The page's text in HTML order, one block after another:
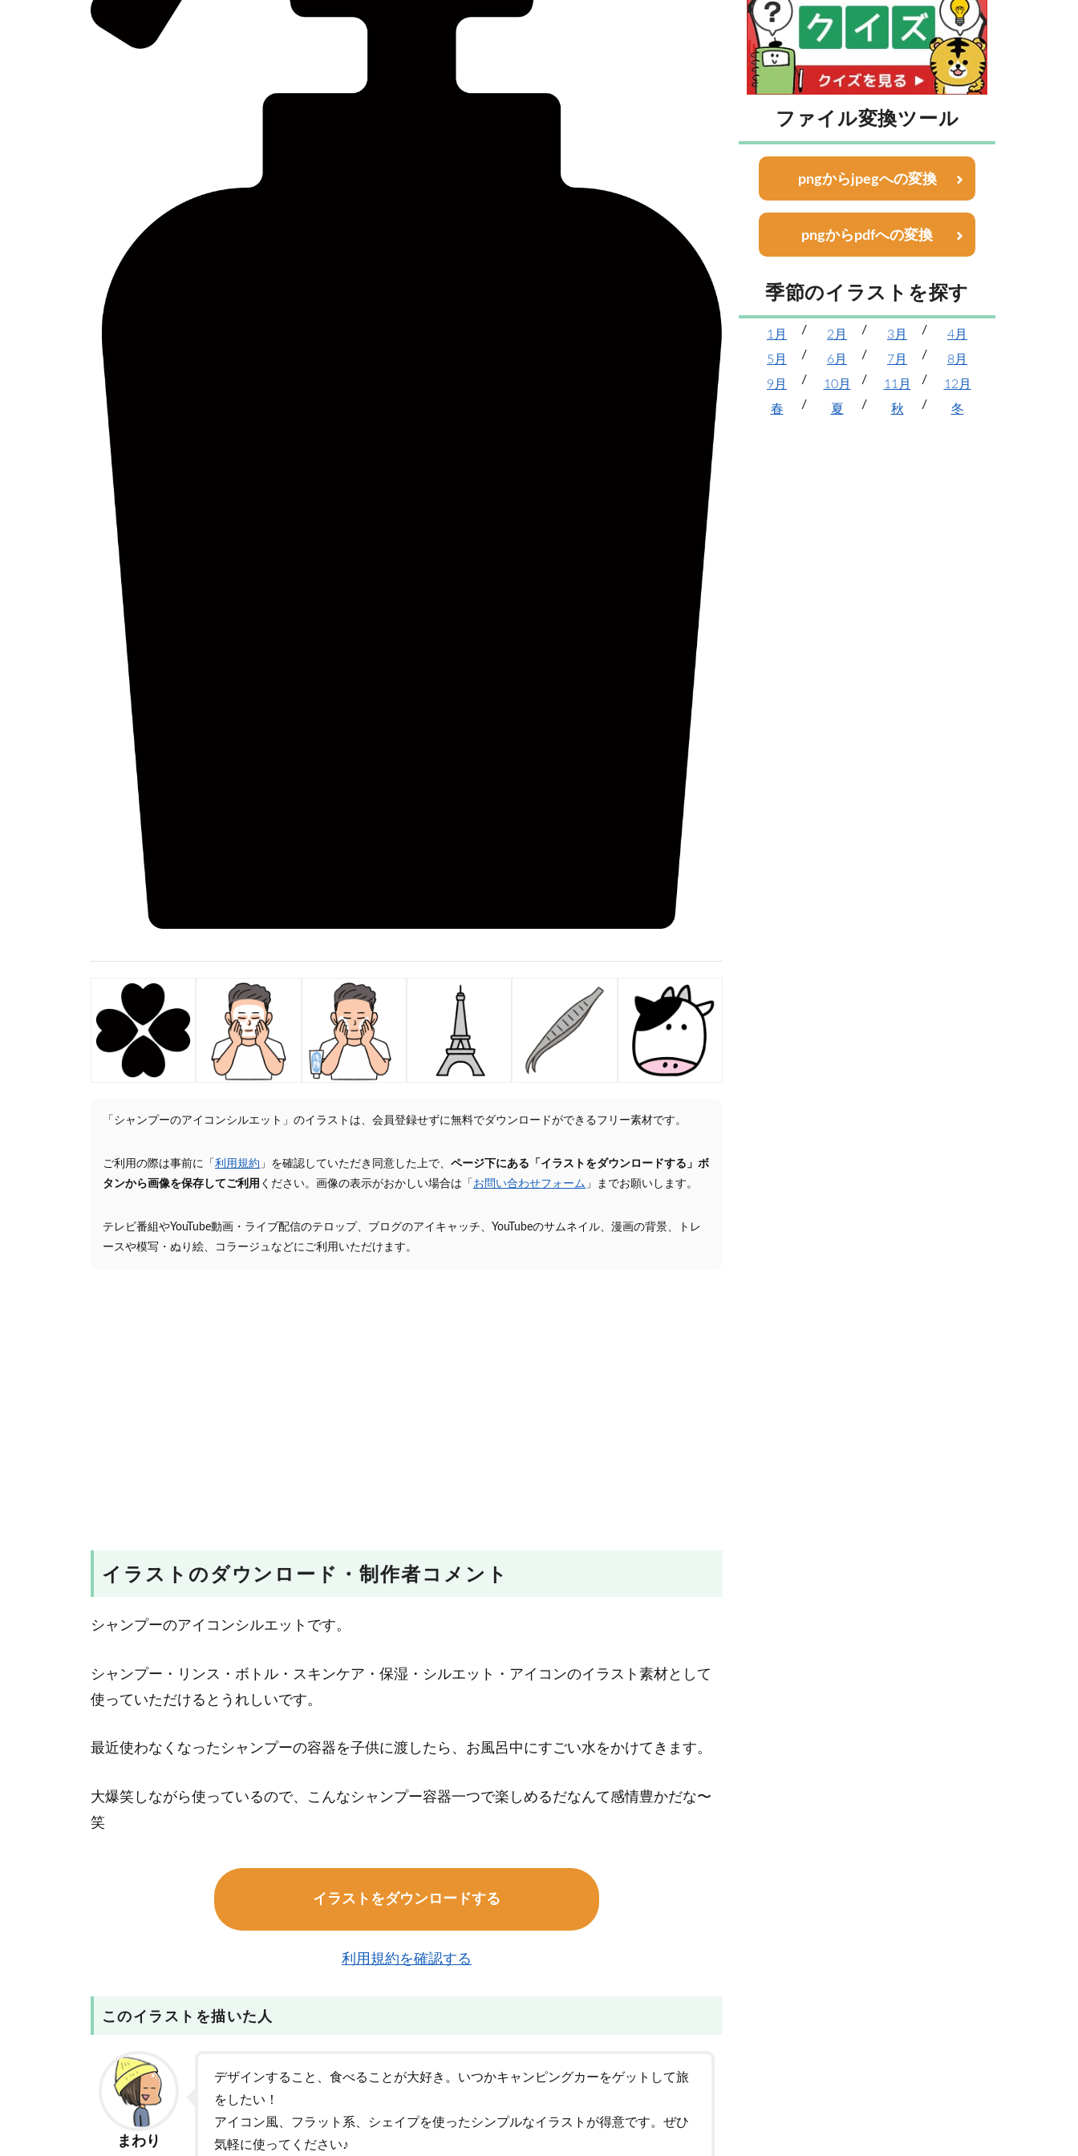
「シャンプーのアイコンシルエット」のイラストは、会員登録せずに無料でダウンロードができるフリー素材です。
ご利用の際は事前に「 利用規約 」を確認していただき同意した上で、 ページ下にある「イラストをダウンロードする」ボ
タンから画像を保存してご利用 ください。画像の表示がおかしい場合は「 お問い合わせフォーム 」までお願いします。
テレビ番組やYouTube動画・ライブ配信のテロップ、ブログのアイキャッチ、YouTubeのサムネイル、漫画の背景、トレ
ースや模写・ぬり絵、コラージュなどにご利用いただけます。
イラストのダウンロード・制作者コメント
シャンプーのアイコンシルエットです。
シャンプー・リンス・ボトル・スキンケア・保湿・シルエット・アイコンのイラスト素材として
使っていただけるとうれしいです。
最近使わなくなったシャンプーの容器を子供に渡したら、お風呂中にすごい水をかけてきます。
大爆笑しながら使っているので、こんなシャンプー容器一つで楽しめるだなんて感情豊かだな〜
笑
イラストをダウンロードする
利用規約を確認する
このイラストを描いた人
まわり
デザインすること、食べることが大好き。いつかキャンピングカーをゲットして旅
をしたい！
アイコン風、フラット系、シェイプを使ったシンプルなイラストが得意です。ぜひ
気軽に使ってください♪
ファイル変換ツール
pngからjpegへの変換
pngからpdfへの変換
季節のイラストを探す
1月 2月 3月
4月
5月
6月 7月
8月
9月
10月 11月
12月
春
夏 秋 冬